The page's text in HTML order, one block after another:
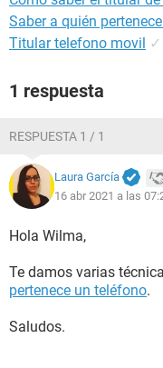
Saber a quién
Titular telefono movil ✓
1 respuesta
RESPUESTA 1 / 1
Laura García
16 abr 2021 a las
Hola Wilma,
Te damos varias
pertenece un teléfono.
Saludos.